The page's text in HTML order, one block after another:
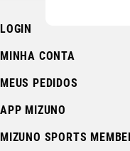
LOGIN
MINHA CONTA
MEUS PEDIDOS
APP MIZUNO
MIZUNO SPORTS